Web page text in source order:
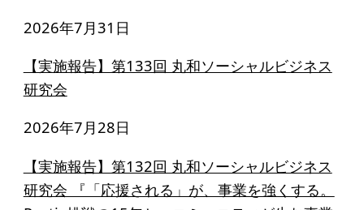
ニュース
2026年7月31日
【実施報告】第133回 丸和ソーシャルビジネス
研究会
2026年7月28日
【実施報告】第132回 丸和ソーシャルビジネス
研究会 『「応援される」が、事業を強くする。